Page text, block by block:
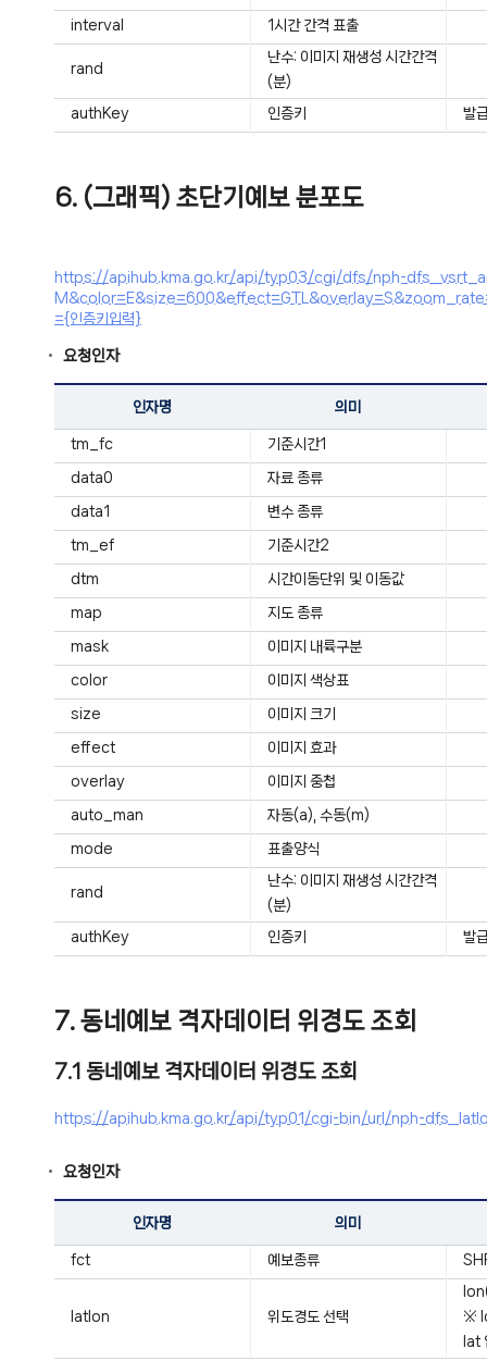
interval 1시간 간격 표출
rand
난수: 이미지 재생성 시간간격
(분)
authKey 인증키 발
6. (그래픽) 초단기예보 분포도
https://apihub.kma.go.kr/api/typ03/cgi/dfs/nph-
={인증키입력}
요청인자
인자명 의미
tm_fc 기준시간1
data0 자료 종류
data1 변수 종류
tm_ef 기준시간2
dtm 시간이동단위 및 이동값
map 지도 종류
mask 이미지 내륙구분
color 이미지 색상표
size 이미지 크기
effect 이미지 효과
overlay 이미지 중첩
auto_man 자동(a), 수동(m)
mode 표출양식
rand
난수: 이미지 재생성 시간간격
(분)
authKey 인증키 발
7. 동네예보 격자데이터 위경도 조회
7.1 동네예보 격자데이터 위경도 조회
https://apihub.kma.go.kr/api/typ01/cgi-bin/url/nph-
요청인자
인자명 의미
fct 예보종류
latlon 위도경도 선택
※
lat